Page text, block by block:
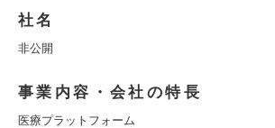
社名
非公開
事業内容・会社の特長
医療プラットフォーム